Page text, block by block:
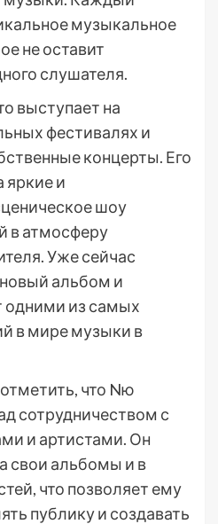
музыкальное
не оставит
слушателя.
выступает на
фестивалях и
концерты. Его
яркие и
шоу
в атмосферу
Уже сейчас
альбом и
одними из самых
в мире музыки в
что Nю
сотрудничеством с
и артистами. Он
свои альбомы и в
что позволяет ему
публику и создавать